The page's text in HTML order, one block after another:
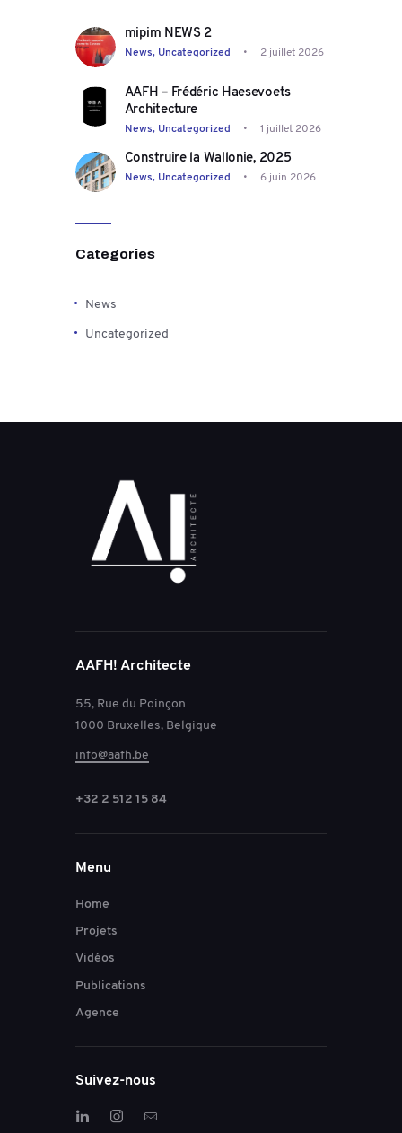
mipim NEWS 2
News, Uncategorized 2 juillet 2026
AAFH – Frédéric Haesevoets
Architecture
News, Uncategorized 1 juillet 2026
Construire la Wallonie, 2025
News, Uncategorized 6 juin 2026
Categories
News
Uncategorized
AAFH! Architecte
55, Rue du Poinçon
1000 Bruxelles, Belgique
info@aafh.be
+32 2 512 15 84
Menu
Home
Projets
Vidéos
Publications
Agence
Suivez-nous